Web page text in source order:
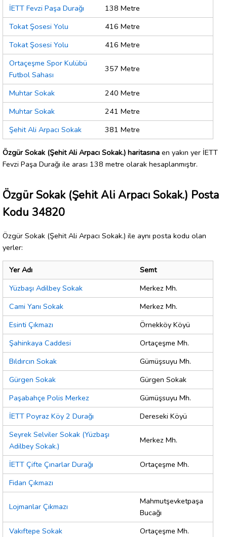
İETT Fevzi Paşa Durağı
138 Metre
Tokat Şosesi Yolu
416 Metre
Tokat Şosesi Yolu
416 Metre
Ortaçeşme Spor Kulübü
Futbol Sahası
357 Metre
Muhtar Sokak
240 Metre
Muhtar Sokak
241 Metre
Şehit Ali Arpacı Sokak
381 Metre
Özgür Sokak (Şehit Ali Arpacı Sokak.) haritasına en yakın yer İETT
Fevzi Paşa Durağı ile arası 138 metre olarak hesaplanmıştır.
Özgür Sokak (Şehit Ali Arpacı Sokak.) Posta
Kodu 34820
Özgür Sokak (Şehit Ali Arpacı Sokak.) ile aynı posta kodu olan
yerler:
Yer Adı
Semt
Yüzbaşı Adilbey Sokak
Merkez Mh.
Cami Yanı Sokak
Merkez Mh.
Esinti Çıkmazı
Örnekköy Köyü
Şahinkaya Caddesi
Ortaçeşme Mh.
Bıldırcın Sokak
Gümüşsuyu Mh.
Gürgen Sokak
Gürgen Sokak
Paşabahçe Polis Merkez
Gümüşsuyu Mh.
İETT Poyraz Köy 2 Durağı
Dereseki Köyü
Seyrek Selviler Sokak (Yüzbaşı
Adilbey Sokak.)
Merkez Mh.
İETT Çifte Çınarlar Durağı
Ortaçeşme Mh.
Fidan Çıkmazı
Lojmanlar Çıkmazı
Mahmutşevketpaşa
Bucağı
Vakıftepe Sokak
Ortaçeşme Mh.